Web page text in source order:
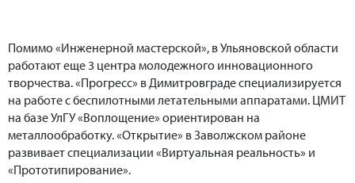
Помимо «Инженерной мастерской», в Ульяновской области
работают еще 3 центра молодежного инновационного
творчества. «Прогресс» в Димитровграде специализируется
на работе с беспилотными летательными аппаратами. ЦМИТ
на базе УлГУ «Воплощение» ориентирован на
металлообработку. «Открытие» в Заволжском районе
развивает специализации «Виртуальная реальность» и
«Прототипирование».